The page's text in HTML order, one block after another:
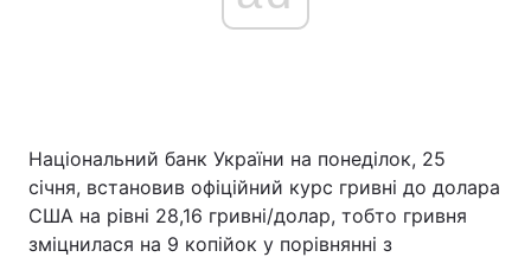
Національний банк України на понеділок, 25
січня, встановив офіційний курс гривні до долара
США на рівні 28,16 гривні/долар, тобто гривня
зміцнилася на 9 копійок у порівнянні з